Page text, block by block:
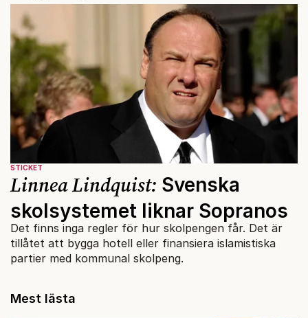
STICKET
Linnea Lindquist: Svenska
skolsystemet liknar Sopranos
Det finns inga regler för hur skolpengen får. Det är
tillåtet att bygga hotell eller finansiera islamistiska
partier med kommunal skolpeng.
Mest lästa